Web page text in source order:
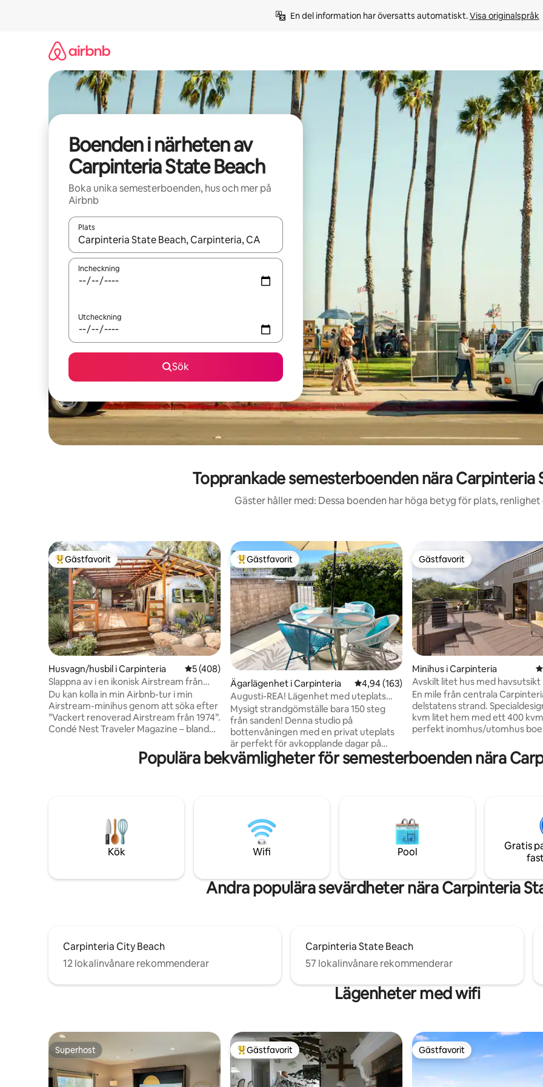
En del information har översatts automatiskt. Visa originalspråk
Boenden i närheten av
Carpinteria State Beach
Boka unika semesterboenden, hus och mer på
Airbnb
Plats
När resultaten är tillgängliga kan du navigera med upp- och nedåtpilarna eller utforska genom att trycka eller svepa.
Incheckning
Utcheckning
Sök
Topprankade semesterboenden nära Carpinteria
Gäster håller med: Dessa boenden har höga betyg för plats, renlighet
Populär gästfavorit
Gästfavorit
Husvagn/husbil i Carpinteria 5 av 5 i genomsnittligt betyg, 408 omdömen
5 (408)
Slappna av i en ikonisk Airstream från
1974 på en ekologisk ranch
Du kan kolla in min Airbnb-tur i min
Airstream-minihus genom att söka efter
”Vackert renoverad Airstream från 1974”.
Condé Nest Traveler Magazine – bland
Börja drömma om Kalifornien i en
en kort bilresa bort. Ingen kollektivtrafik.
välkomsthandbok och olika broschyrer
Populär gästfavorit
Gästfavorit
Ägarlägenhet i Carpinteria 4,94 av 5 i genomsnittligt betyg, 163
4,94 (163)
Augusti-REA! Lägenhet med uteplats
nära stranden.
Mysigt strandgömställe bara 150 steg
från sanden! Denna studio på
bottenvåningen med en privat uteplats
är perfekt för avkopplande dagar på
stranden, poolen och lägenheten. Det är
en snabb promenad till lokala Linden Ave.
utdragbar soffa, fullt utrustat kök,
inomhus matplats, badrum och matbord
på uteplatsen. Mysigt, rent och lättsamt.
Koppla av på uteplatsen och lyssna på
Gästfavorit
Gästfavorit
Minihus i Carpinteria
Avskilt litet hus med havsutsikt
En mile från centrala
delstatens strand. Specialdesignat 320
kvm litet hem med ett 400
perfekt inomhus/utomhus
med fullstora apparater, högt i
sovloft. Gott om utrymme för
och enkel tillgång till sittplatser
däcket. Husdjur är välkomna!
hektar helt inhägnad trädgård
omger vardagsrummet.
Populära bekvämligheter för semesterboenden nära
Kök Wifi Pool
Gratis
Andra populära sevärdheter nära Carpinteria
Carpinteria City Beach
12 lokalinvånare rekommenderar
Carpinteria State Beach
57 lokalinvånare rekommenderar
Lägenheter med wifi
Superhost
Superhost Populär gästfavorit
Gästfavorit Gästfavorit
Gästfavorit